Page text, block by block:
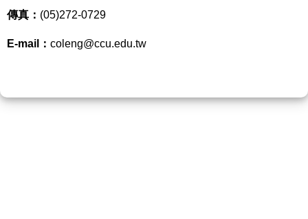
傳真： (05)272-0729
E-mail： coleng@ccu.edu.tw